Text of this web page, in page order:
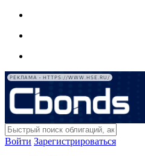
РЕКЛАМА • HTTPS://WWW.HSE.RU/
Войти Зарегистрироваться